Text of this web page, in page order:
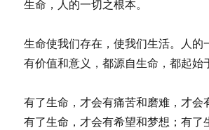
生命，人的一切之根本。
生命使我们存在，使我们生活。人的
有价值和意义，都源自生命，都起始
有了生命，才会有痛苦和磨难，才会
有了生命，才会有希望和梦想；有了